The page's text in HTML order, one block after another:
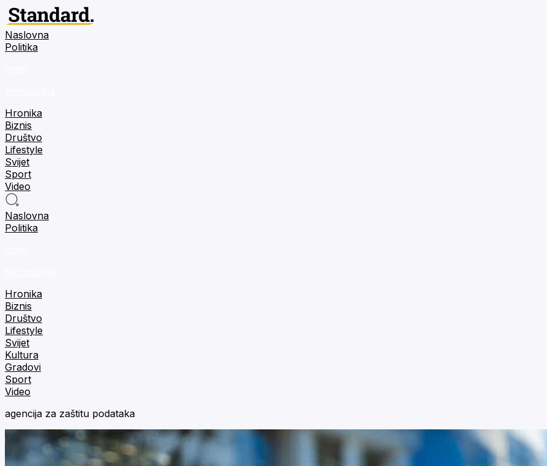
Naslovna
Politika
Hronika
Biznis
Društvo
Lifestyle
Svijet
Sport
Video
Naslovna
Politika
Hronika
Biznis
Društvo
Lifestyle
Svijet
Kultura
Gradovi
Sport
Video
agencija za zaštitu podataka